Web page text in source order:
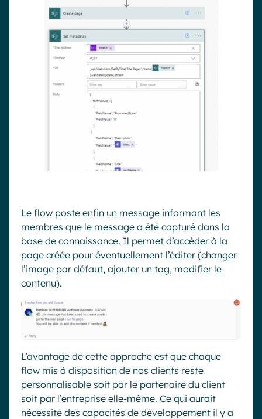
Le flow poste enfin un message informant les
membres que le message a été capturé dans la
base de connaissance. Il permet d’accèder à la
page créée pour éventuellement l’éditer (changer
l’image par défaut, ajouter un tag, modifier le
contenu).
L’avantage de cette approche est que chaque
flow mis à disposition de nos clients reste
personnalisable soit par le partenaire du client
soit par l’entreprise elle-même. Ce qui aurait
nécessité des capacités de développement il y a